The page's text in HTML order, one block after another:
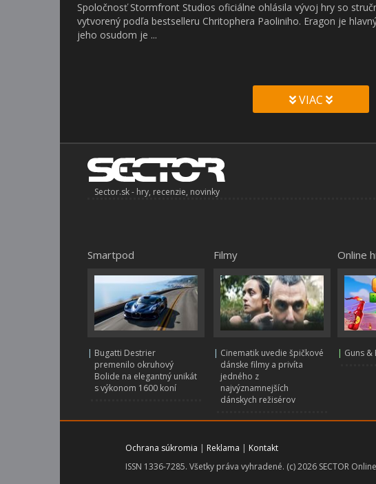
Spoločnosť Stormfront Studios oficiálne ohlásila vývoj hry so
vytvorený podľa bestselleru Chritophera Paoliniho. Eragon je
jeho osudom je ...
VIAC
Sector.sk - hry, recenzie, novinky
Smartpod
| Bugatti Destrier
premenilo okruhový
Bolide na elegantný unikát
s výkonom 1600 koní
Filmy
| Cinematik uvedie špičkové
dánske filmy a privíta
jedného z
najvýznamnejších
dánskych režisérov
Online
| Guns &
Ochrana súkromia | Reklama | Kontakt
ISSN 1336-7285. Všetky práva vyhradené. (c) 2026 SECTOR